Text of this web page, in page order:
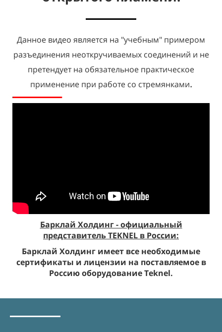
Данное видео является на "учебным" примером
разъединения неоткручиваемых соединений и не
претендует на обязательное практическое
применение при работе со стремянками.
Барклай Холдинг - официальный
представитель TEKNEL в России:
Барклай Холдинг имеет все необходимые
сертификаты и лицензии на поставляемое в
Россию оборудование Teknel.